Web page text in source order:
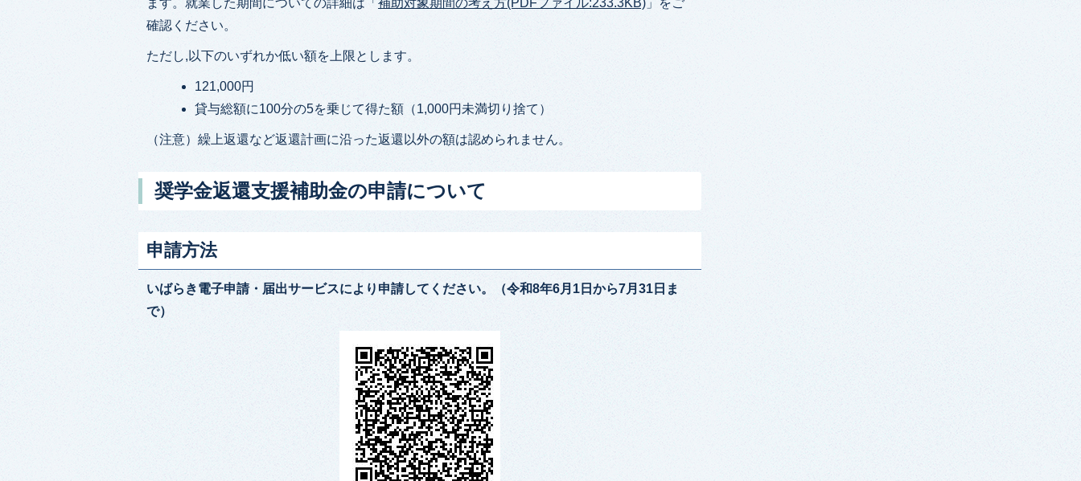
確認ください。
ただし,以下のいずれか低い額を上限とします。
121,000円
貸与総額に100分の5を乗じて得た額（1,000円未満切り捨て）
（注意）繰上返還など返還計画に沿った返還以外の額は認められません。
奨学金返還支援補助金の申請について
申請方法
いばらき電子申請・届出サービスにより申請してください。（令和8年6月1日から7月31日ま
で）